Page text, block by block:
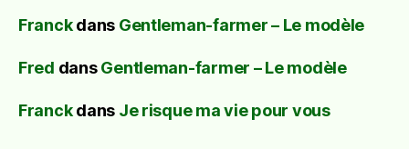
Franckdans Gentleman-farmer – Le modèle
Fred dansGentleman-farmer – Le modèle
Franckdans Je risque ma vie pour vous